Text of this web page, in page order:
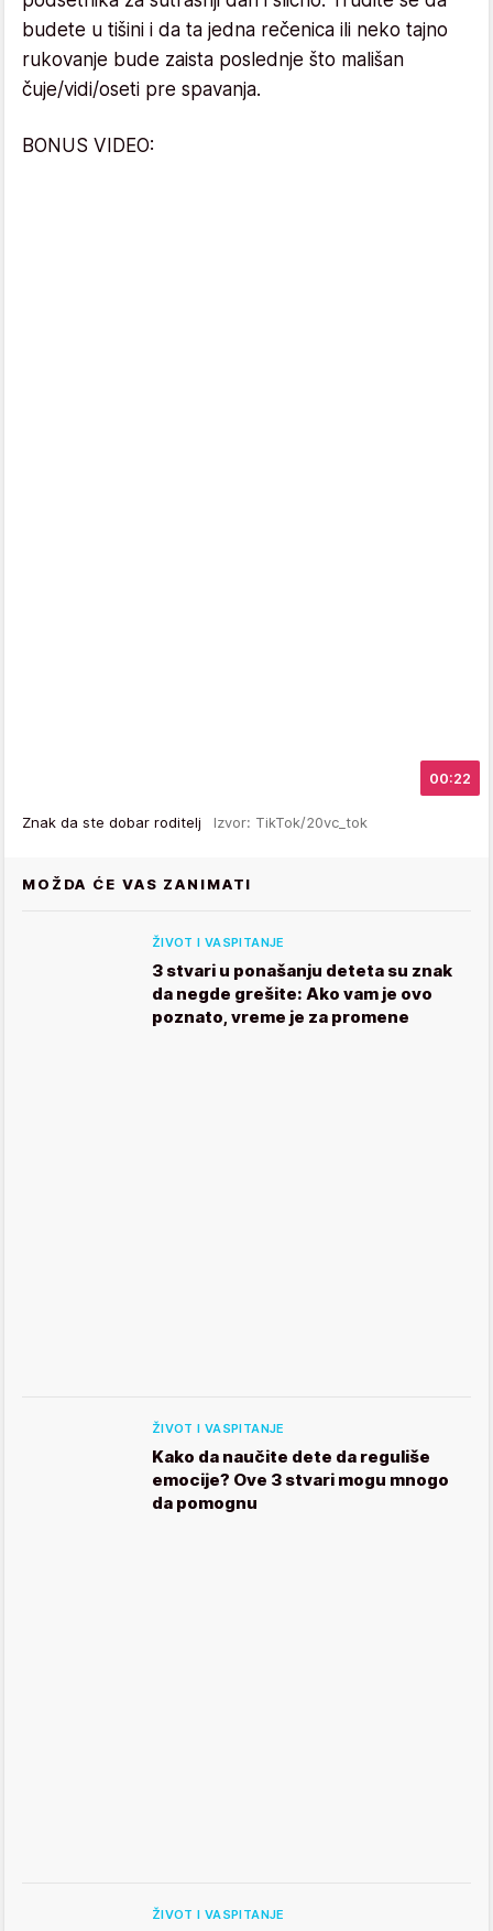
budete u tišini i da ta jedna rečenica ili neko tajno
rukovanje bude zaista poslednje što mališan
čuje/vidi/oseti pre spavanja.
BONUS VIDEO:
00:22
Znak da ste dobar roditelj Izvor: TikTok/20vc_tok
MOŽDA ĆE VAS ZANIMATI
ŽIVOT I VASPITANJE
3 stvari u ponašanju deteta su znak
da negde grešite: Ako vam je ovo
poznato, vreme je za promene
ŽIVOT I VASPITANJE
Kako da naučite dete da reguliše
emocije? Ove 3 stvari mogu mnogo
da pomognu
ŽIVOT I VASPITANJE